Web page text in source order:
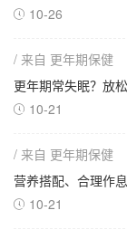
 10-26
/ 来自 更年期保健
更年期常失眠？放
 10-21
/ 来自 更年期保健
营养搭配、合理作
 10-21